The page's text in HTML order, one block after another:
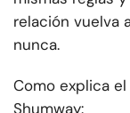
relación vuelva
nunca.
Como explica
Shumway: